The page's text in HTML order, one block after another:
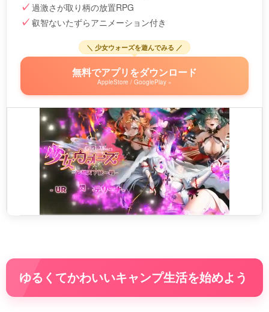
過激さが取り柄の放置RPG
叡智ないたずらアニメーション付き
＼ 少女ウォーズを遊んでみる ／
無料でアプリをダウンロード
AppleStore / GooglePlay »
ゆるくてかわいいキャンプ生活を始めよう